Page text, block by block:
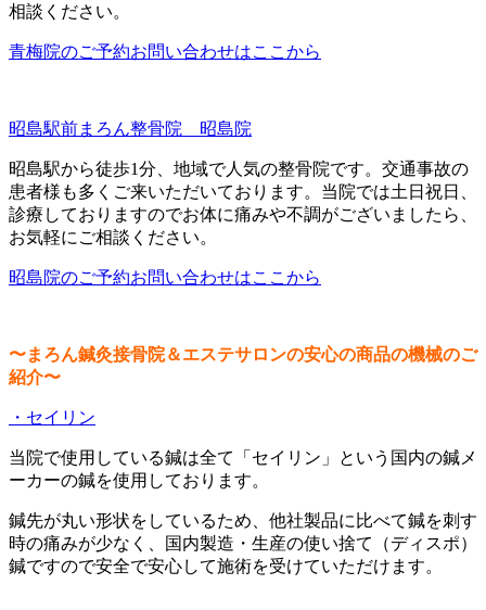
相談ください。
青梅院のご予約お問い合わせはここから
昭島駅前まろん整骨院 昭島院
昭島駅から徒歩1分、地域で人気の整骨院です。交通事故の
患者様も多くご来いただいております。当院では土日祝日、
診療しておりますのでお体に痛みや不調がございましたら、
お気軽にご相談ください。
昭島院のご予約お問い合わせはここから
〜まろん鍼灸接骨院＆エステサロンの安心の商品の機械のご
紹介〜
・セイリン
当院で使用している鍼は全て「セイリン」という国内の鍼メ
ーカーの鍼を使用しております。
鍼先が丸い形状をしているため、他社製品に比べて鍼を刺す
時の痛みが少なく、国内製造・生産の使い捨て（ディスポ）
鍼ですので安全で安心して施術を受けていただけます。